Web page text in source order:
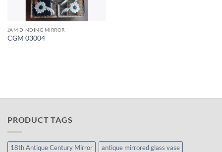
JAM DINDING MIRROR
CGM 03004
PRODUCT TAGS
18th Antique Century Mirror
antique mirrored glass vase